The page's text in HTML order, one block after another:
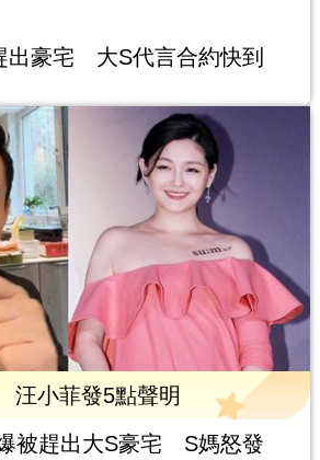
出豪宅 大S代言合約快到
小菲發5點聲明
被趕出大S豪宅 S媽怒發